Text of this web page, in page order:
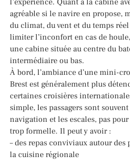
agréable si le navire en propose,
du climat, du vent et du temps réel
limiter l’inconfort en cas de
une cabine située au centre du
intermédiaire ou bas.
À bord, l’ambiance d’une mini-
Brest est généralement plus
certaines croisières
simple, les passagers sont
navigation et les escales, pas
trop formelle. Il peut y avoir :
– des repas conviviaux autour
la cuisine régionale